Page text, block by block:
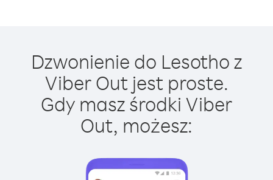
Dzwonienie do Lesotho z
Viber Out jest proste.
Gdy masz środki Viber
Out, możesz: